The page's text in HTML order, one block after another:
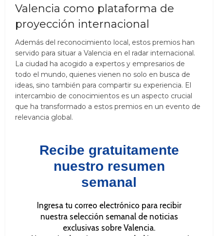
Valencia como plataforma de
proyección internacional
Además del reconocimiento local, estos premios han
servido para situar a Valencia en el radar internacional.
La ciudad ha acogido a expertos y empresarios de
todo el mundo, quienes vienen no solo en busca de
ideas, sino también para compartir su experiencia. El
intercambio de conocimientos es un aspecto crucial
que ha transformado a estos premios en un evento de
relevancia global.